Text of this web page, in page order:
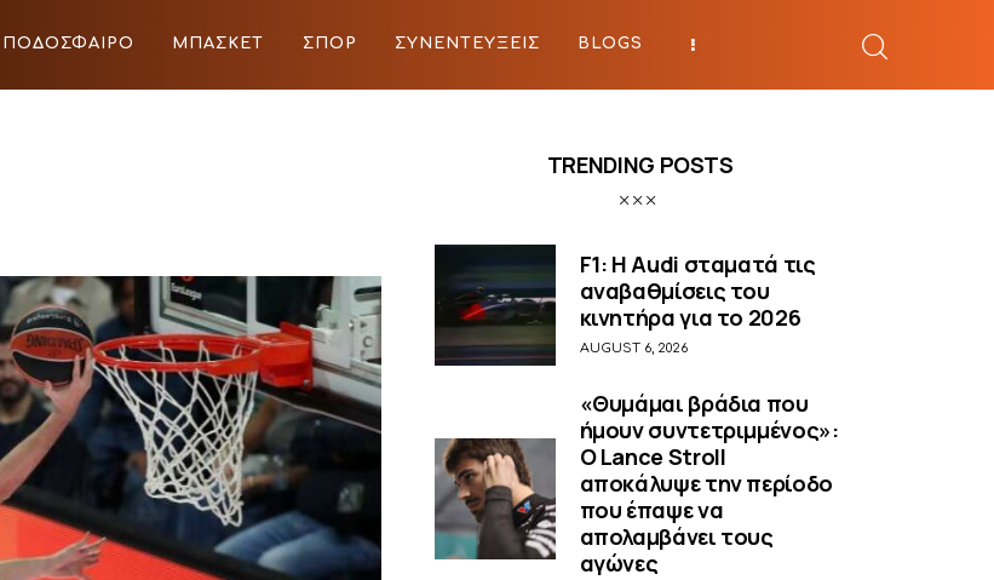
ΠΟΔΟΣΦΑΙΡΟ ΜΠΑΣΚΕΤ ΣΠΟΡ ΣΥΝΕΝΤΕΥΞΕΙΣ BLOGS
TRENDING POSTS
F1: Η Audi σταματά τις
αναβαθμίσεις του
κινητήρα για το 2026
AUGUST 6, 2026
«Θυμάμαι βράδια που
ήμουν συντετριμμένος»:
O Lance Stroll
αποκάλυψε την περίοδο
που έπαψε να
απολαμβάνει τους
αγώνες